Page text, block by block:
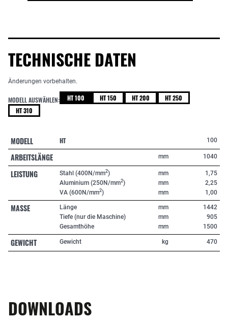
TECHNISCHE DATEN
Änderungen vorbehalten.
MODELL AUSWÄHLEN: HT 100 HT 150 HT 200
HT 250
HT 310
MODELL HT 100
ARBEITSLÄNGE mm 1040
LEISTUNG Stahl (400N/mm2)
Aluminium (250N/mm2)
VA (600N/mm2)
mm
mm
mm
1,75
2,25
1,00
MASSE
Länge
Tiefe (nur die Maschine)
Gesamthöhe
mm
mm
mm
1442
905
1500
GEWICHT Gewicht kg 470
DOWNLOADS